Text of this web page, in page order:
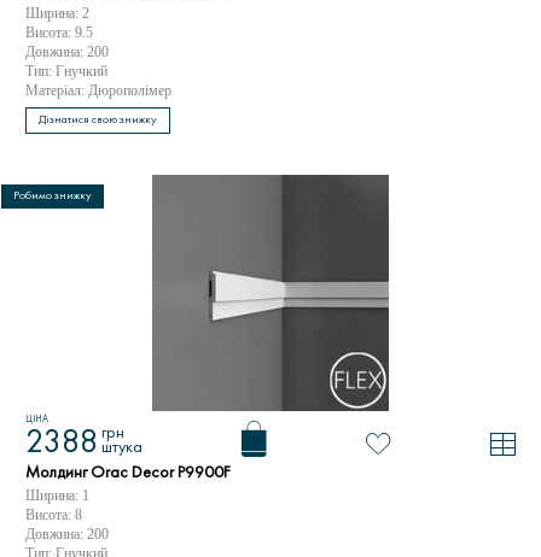
Ширина: 2
Висота: 9.5
Довжина: 200
Тип: Гнучкий
Матеріал: Дюрополімер
Дізнатися свою знижку
ЦІНА
2388 грн
штука
Молдинг Orac Decor P9900F
Ширина: 1
Висота: 8
Довжина: 200
Тип: Гнучкий
Робимо знижку